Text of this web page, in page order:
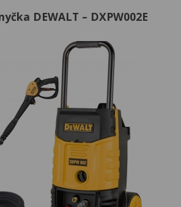
DEWALT – DXPW002E